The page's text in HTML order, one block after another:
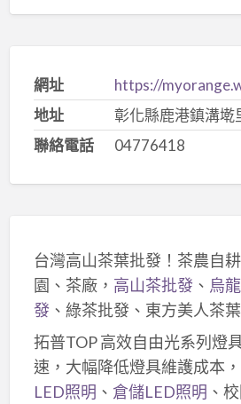
網址
https://
地址
彰化縣鹿港鎮溝墘
聯絡電話
04776418
台灣高山茶葉批發！茶農自
園、茶廠， 高山茶批發、 烏
發、綠茶批發、東方美人茶
拓普TOP 高效自由光系列燈
速，大幅降低燈具維護成本
LED照明 、 倉儲LED照明 、